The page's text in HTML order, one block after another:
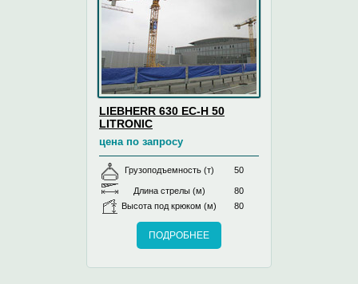
LIEBHERR 630 EC-H 50
LITRONIC
цена по запросу
Грузоподъемность (т) 50
Длина стрелы (м)
80
Высота под крюком (м)
80
ПОДРОБНЕЕ